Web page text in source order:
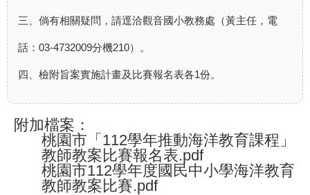
三、倘有相關疑問，請逕洽觀音國小教務處（黃主任，電
話： 03-4732009分機210）。
四、檢附旨案實施計畫及比賽報名表各1份。
附加檔案：
桃園市「112學年推動海洋教育課程」
教師教案比賽報名表.pdf
桃園市112學年度國民中小學海洋教育
教師教案比賽.pdf